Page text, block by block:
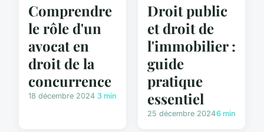
Comprendre
le rôle d'un
avocat en
droit de la
concurrence
18 décembre 2024 3 min
Droit public
et droit de
l'immobilier :
guide
pratique
essentiel
25 décembre 20246 min